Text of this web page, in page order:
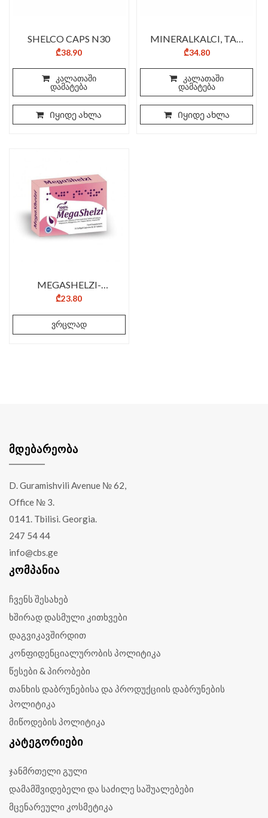
SHELCO CAPS N30
₾38.90
კალათაში
დამატება
Იყიდე ახლა
MINERALKALCI, TAB
N30
₾34.80
კალათაში
დამატება
Იყიდე ახლა
MEGASHELZI-
N10K+10T
₾23.80
ვრცლად
ᲛᲓᲔᲑᲐᲠᲔᲝᲑᲐ
D. Guramishvili Avenue № 62,
Office № 3.
0141. Tbilisi. Georgia.
247 54 44
info@cbs.ge
ᲙᲝᲛᲞᲐᲜᲘᲐ
ჩვენს შესახებ
ხშირად დასმული კითხვები
დაგვიკავშირდით
კონფიდენციალურობის პოლიტიკა
წესები & პირობები
თანხის დაბრუნებისა და პროდუქციის დაბრუნების
პოლიტიკა
მიწოდების პოლიტიკა
ᲙᲐᲢᲔᲒᲝᲠᲘᲔᲑᲘ
ჯანმრთელი გული
დამამშვიდებელი და საძილე საშუალებები
მცენარეული კოსმეტიკა